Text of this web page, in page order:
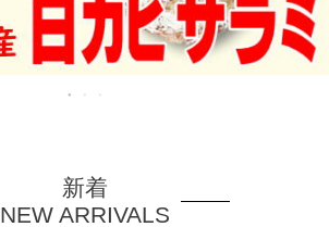
新着
NEW ARRIVALS